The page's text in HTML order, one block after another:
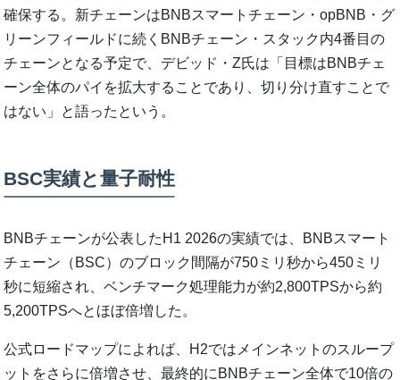
確保する。新チェーンはBNBスマートチェーン・opBNB・グ
リーンフィールドに続くBNBチェーン・スタック内4番目の
チェーンとなる予定で、デビッド・Z氏は「目標はBNBチェ
ーン全体のパイを拡大することであり、切り分け直すことで
はない」と語ったという。
BSC実績と量子耐性
BNBチェーンが公表したH1 2026の実績では、BNBスマート
チェーン（BSC）のブロック間隔が750ミリ秒から450ミリ
秒に短縮され、ベンチマーク処理能力が約2,800TPSから約
5,200TPSへとほぼ倍増した。
公式ロードマップによれば、H2ではメインネットのスループ
ットをさらに倍増させ、最終的にBNBチェーン全体で10倍の